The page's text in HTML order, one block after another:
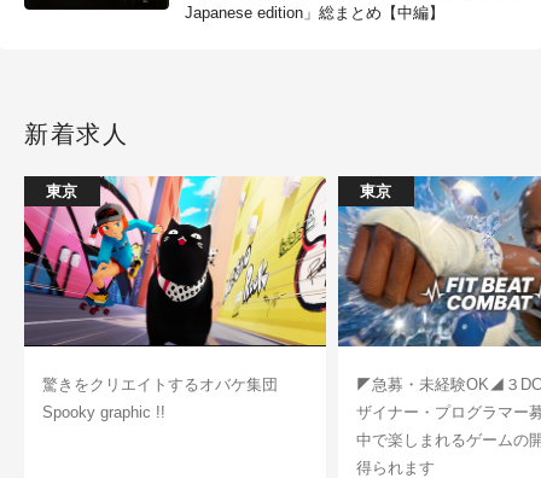
Japanese edition」総まとめ【中編】
新着求人
東京
驚きをクリエイトするオバケ集団
Spooky graphic !!
東京
◤急募・未経験OK◢３
ザイナー・プログラマー
中で楽しまれるゲームの
得られます